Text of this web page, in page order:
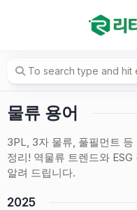
물류 용어
3PL, 3자 물류, 풀필먼트
정리! 역물류 트렌드와
알려 드립니다.
2025